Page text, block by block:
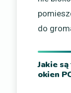
do
Jakie
okien